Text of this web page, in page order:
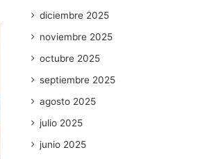
diciembre 2025
noviembre 2025
octubre 2025
septiembre 2025
agosto 2025
julio 2025
junio 2025